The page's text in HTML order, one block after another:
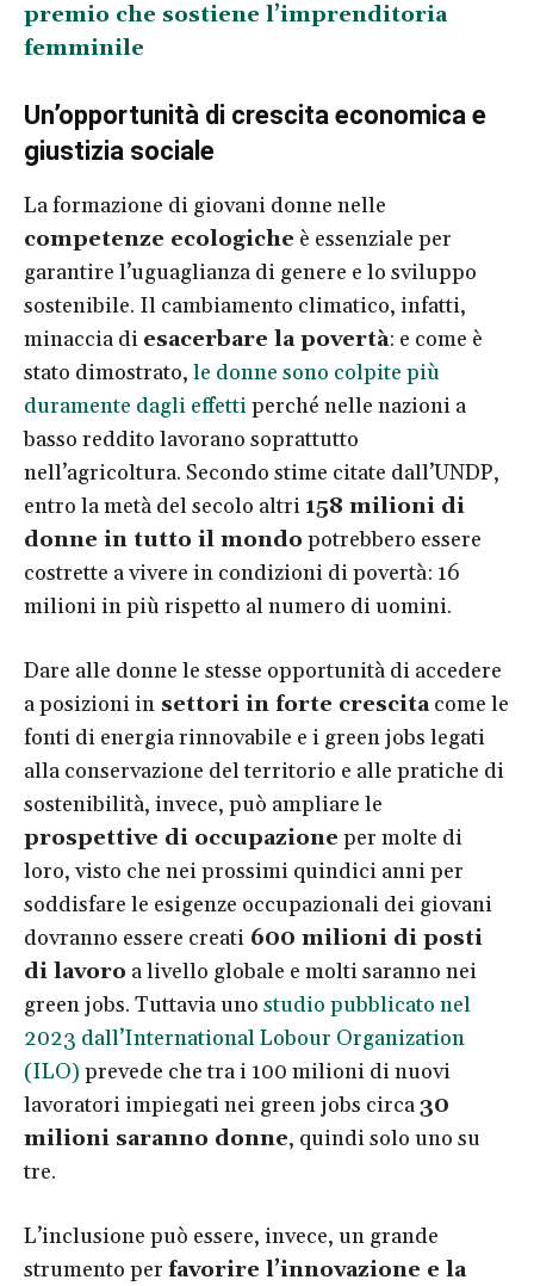
premio che sostiene l’imprenditoria
femminile
Un’opportunità di crescita economica e
giustizia sociale
La formazione di giovani donne nelle
competenze ecologiche è essenziale per
garantire l’uguaglianza di genere e lo sviluppo
sostenibile. Il cambiamento climatico, infatti,
minaccia di esacerbare la povertà: e come è
stato dimostrato, le donne sono colpite più
duramente dagli effettiperché nelle nazioni a
basso reddito lavorano soprattutto
nell’agricoltura. Secondo stime citate dall’UNDP,
entro la metà del secolo altri 158 milioni di
donne in tutto il mondo potrebbero essere
costrette a vivere in condizioni di povertà: 16
milioni in più rispetto al numero di uomini.
Dare alle donne le stesse opportunità di accedere
a posizioni in settori in forte crescitacome le
fonti di energia rinnovabile e i green jobs legati
alla conservazione del territorio e alle pratiche di
sostenibilità, invece, può ampliare le
prospettive di occupazione per molte di
loro, visto che nei prossimi quindici anni per
soddisfare le esigenze occupazionali dei giovani
dovranno essere creati 600 milioni di posti
di lavoro a livello globale e molti saranno nei
green jobs. Tuttavia uno studio pubblicato nel
2023 dall’International Lobour Organization
(ILO) prevede che tra i 100 milioni di nuovi
lavoratori impiegati nei green jobs circa30
milioni saranno donne, quindi solo uno su
tre.
L’inclusione può essere, invece, un grande
strumento per favorire l’innovazione e la